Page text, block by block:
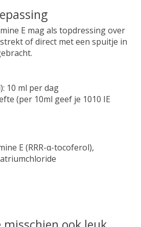
E mag als topdressing over
of direct met een spuitje in
10 ml per dag
(per 10ml geef je 1010 IE
E (RRR-α-tocoferol),